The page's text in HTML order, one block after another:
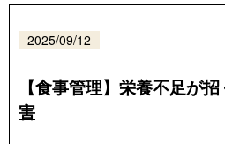
コース案内
2025/09/12
【食事管理】栄養不足が
害